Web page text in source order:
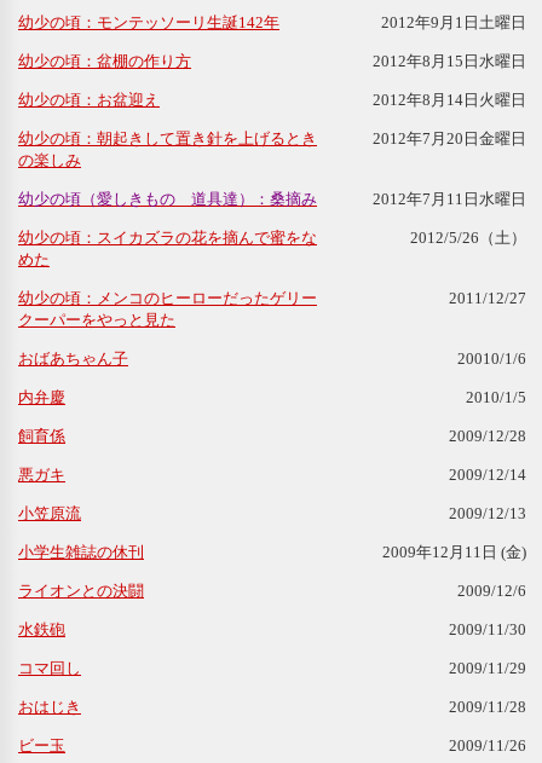
幼少の頃：モンテッソーリ生誕142年 2012年9月1日土曜日
幼少の頃：盆棚の作り方 2012年8月15日水曜日
幼少の頃：お盆迎え 2012年8月14日火曜日
幼少の頃：朝起きして置き針を上げるとき
の楽しみ
2012年7月20日金曜日
幼少の頃（愛しきもの 道具達）：桑摘み 2012年7月11日水曜日
幼少の頃：スイカズラの花を摘んで蜜をな
めた
2012/5/26（土）
幼少の頃：メンコのヒーローだったゲリー
クーパーをやっと見た
2011/12/27
おばあちゃん子 20010/1/6
内弁慶 2010/1/5
飼育係 2009/12/28
悪ガキ 2009/12/14
小笠原流 2009/12/13
小学生雑誌の休刊 2009年12月11日 (金)
ライオンとの決闘 2009/12/6
水鉄砲 2009/11/30
コマ回し 2009/11/29
おはじき 2009/11/28
ビー玉 2009/11/26